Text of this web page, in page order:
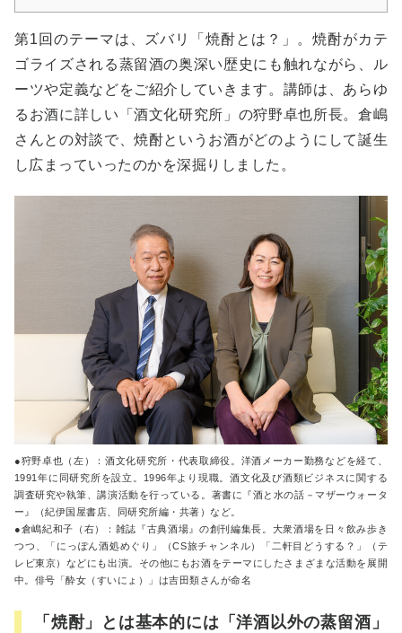
第1回のテーマは、ズバリ「焼酎とは？」。焼酎がカテ
ゴライズされる蒸留酒の奥深い歴史にも触れながら、ル
ーツや定義などをご紹介していきます。講師は、あらゆ
るお酒に詳しい「酒文化研究所」の狩野卓也所長。倉嶋
さんとの対談で、焼酎というお酒がどのようにして誕生
し広まっていったのかを深掘りしました。
●狩野卓也（左）：酒文化研究所・代表取締役。洋酒メーカー勤務などを経て、
1991年に同研究所を設立。1996年より現職。酒文化及び酒類ビジネスに関する
調査研究や執筆、講演活動を行っている。著書に『酒と水の話－マザーウォータ
ー』（紀伊国屋書店、同研究所編・共著）など。
●倉嶋紀和子（右）：雑誌『古典酒場』の創刊編集長。大衆酒場を日々飲み歩き
つつ、「にっぽん酒処めぐり」（CS旅チャンネル）「二軒目どうする？」（テ
レビ東京）などにも出演。その他にもお酒をテーマにしたさまざまな活動を展開
中。俳号「酔女（すいにょ）」は吉田類さんが命名
「焼酎」とは基本的には「洋酒以外の蒸留酒」